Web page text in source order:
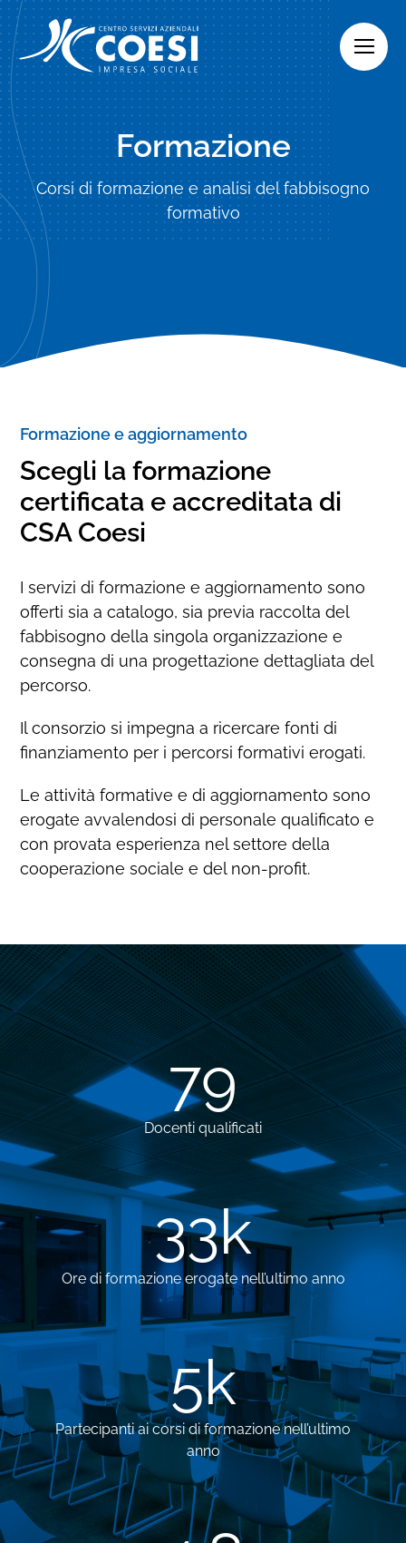
Skip
to
content
Formazione
Corsi di formazione e analisi del fabbisogno
formativo
Formazione e aggiornamento
Scegli la formazione
certificata e accreditata di
CSA Coesi
I servizi di formazione e aggiornamento sono
offerti sia a catalogo, sia previa raccolta del
fabbisogno della singola organizzazione e
consegna di una progettazione dettagliata del
percorso.
Il consorzio si impegna a ricercare fonti di
finanziamento per i percorsi formativi erogati.
Le attività formative e di aggiornamento sono
erogate avvalendosi di personale qualificato e
con provata esperienza nel settore della
cooperazione sociale e del non-profit.
79
Docenti qualificati
33k
Ore di formazione erogate nell’ultimo anno
5k
Partecipanti ai corsi di formazione nell’ultimo
anno